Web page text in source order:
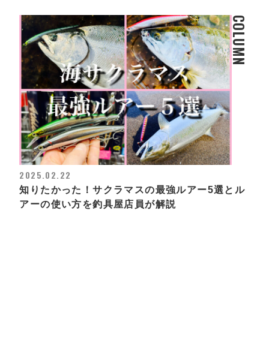
COLUMN
2025.02.22
知りたかった！サクラマスの最強ルアー5選とル
アーの使い方を釣具屋店員が解説